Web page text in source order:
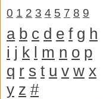
0 1 2 3 4 5 7 8 9
a b c d e f g h
i j k l m n o p
q r s t u v w x
y z #